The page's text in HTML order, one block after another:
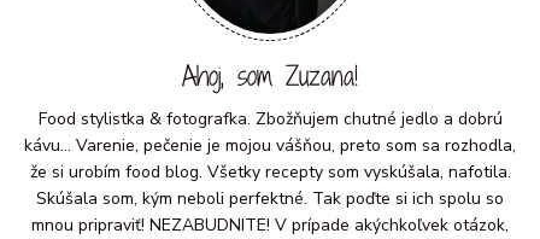
Ahoj, som Zuzana!
Food stylistka & fotografka. Zbožňujem chutné jedlo a dobrú
kávu... Varenie, pečenie je mojou vášňou, preto som sa rozhodla,
že si urobím food blog. Všetky recepty som vyskúšala, nafotila.
Skúšala som, kým neboli perfektné. Tak poďte si ich spolu so
mnou pripraviť! NEZABUDNITE! V prípade akýchkoľvek otázok,